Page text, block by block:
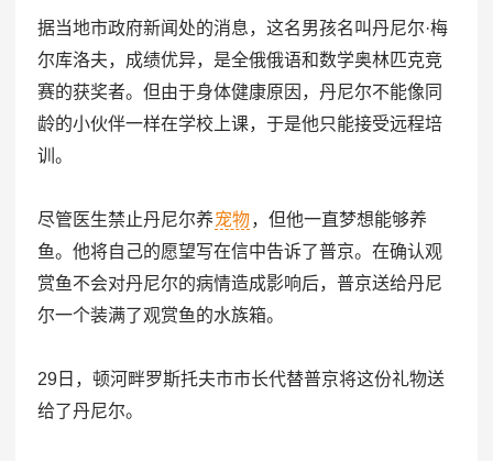
据当地市政府新闻处的消息，这名男孩名叫丹尼尔·梅
尔库洛夫，成绩优异，是全俄俄语和数学奥林匹克竞
赛的获奖者。但由于身体健康原因，丹尼尔不能像同
龄的小伙伴一样在学校上课，于是他只能接受远程培
训。
尽管医生禁止丹尼尔养宠物，但他一直梦想能够养
鱼。他将自己的愿望写在信中告诉了普京。在确认观
赏鱼不会对丹尼尔的病情造成影响后，普京送给丹尼
尔一个装满了观赏鱼的水族箱。
29日，顿河畔罗斯托夫市市长代替普京将这份礼物送
给了丹尼尔。